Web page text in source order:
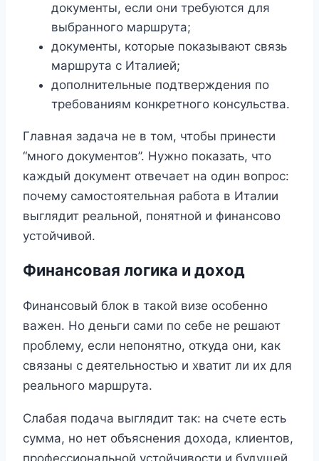
документы, если они требуются для
выбранного маршрута;
документы, которые показывают связь
маршрута с Италией;
дополнительные подтверждения по
требованиям конкретного консульства.
Главная задача не в том, чтобы принести
“много документов”. Нужно показать, что
каждый документ отвечает на один вопрос:
почему самостоятельная работа в Италии
выглядит реальной, понятной и финансово
устойчивой.
Финансовая логика и доход
Финансовый блок в такой визе особенно
важен. Но деньги сами по себе не решают
проблему, если непонятно, откуда они, как
связаны с деятельностью и хватит ли их для
реального маршрута.
Слабая подача выглядит так: на счете есть
сумма, но нет объяснения дохода, клиентов,
профессиональной устойчивости и будущей